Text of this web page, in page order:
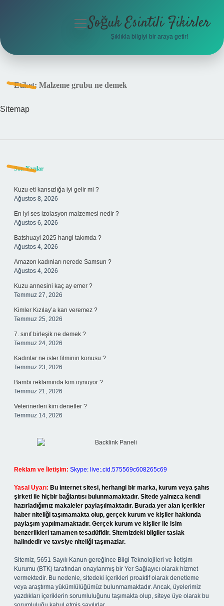
menüyü
Soğuk Esintili Fikirler
Şıklıkla bilgiyi bir araya getir!
Etiket: Malzeme grubu ne demek
Sitemap
Sidebar
Son Yazılar
Kuzu eti kansızlığa iyi gelir mi ?
Ağustos 8, 2026
En iyi ses izolasyon malzemesi nedir ?
Ağustos 6, 2026
Batshuayi 2025 hangi takımda ?
Ağustos 4, 2026
Amazon kadınları nerede Samsun ?
Ağustos 4, 2026
Kuzu annesini kaç ay emer ?
Temmuz 27, 2026
Kimler Kızılay’a kan veremez ?
Temmuz 25, 2026
7. sınıf birleşik ne demek ?
Temmuz 24, 2026
Kadınlar ne ister filminin konusu ?
Temmuz 23, 2026
Bambi reklamında kim oynuyor ?
Temmuz 21, 2026
Veterinerleri kim denetler ?
Temmuz 14, 2026
Reklam ve İletişim: Skype: live:.cid.575569c608265c69
Yasal Uyarı: Bu internet sitesi, herhangi bir marka, kurum veya şahıs
şirketi ile hiçbir bağlantısı bulunmamaktadır. Sitede yalnızca kendi
hazırladığımız makaleler paylaşılmaktadır. Burada yer alan içerikler
haber niteliği taşımamakta olup, gerçek kurum ve kişiler hakkında
paylaşım yapılmamaktadır. Gerçek kurum ve kişiler ile isim
benzerlikleri tamamen tesadüfidir. Sitemizdeki bilgiler taslak
halindedir ve tavsiye niteliği taşımazlar.
Sitemiz, 5651 Sayılı Kanun gereğince Bilgi Teknolojileri ve İletişim
Kurumu (BTK) tarafından onaylanmış bir Yer Sağlayıcı olarak hizmet
vermektedir. Bu nedenle, sitedeki içerikleri proaktif olarak denetleme
veya araştırma yükümlülüğümüz bulunmamaktadır. Ancak, üyelerimiz
yazdıkları içeriklerin sorumluluğunu taşımakta olup, siteye üye olarak bu